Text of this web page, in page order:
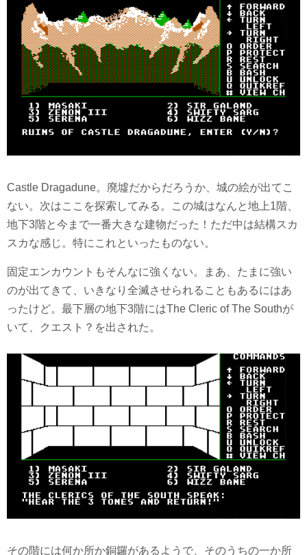
Castle Dragadune。廃墟だからだろうか、城の絵が出てこ
ない。次はここを探索してみる。この城はなんと地上1階、
地下3階と今まで一番大きな建物だった！ただ中は結構スカ
スカな感じ。特にこれといったものない。
固定エンカウントもそんなに強くない。まあ、たまに強い
のが出てきて、いきなり全滅させられることもあるにはあ
ったけど。最下層の地下3階にはThe Cleric of The Southが
いて、クエスト？を出された。
その階には何か所か銅鑼があるようで、そのうちの一か所